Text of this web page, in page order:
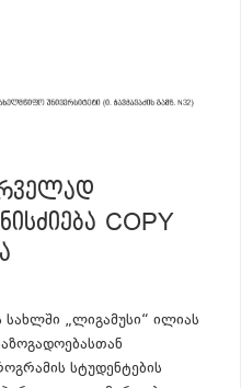
COPY
სახლში „ლიგამუსი“ ილიას
სტუდენტების